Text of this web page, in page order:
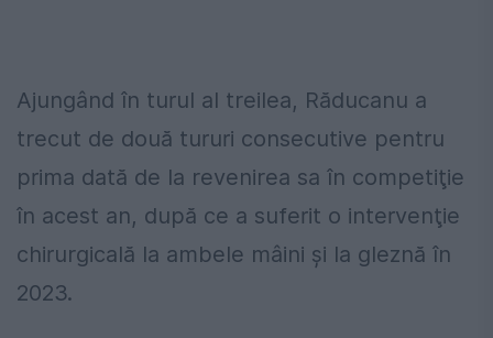
Ajungând în turul al treilea, Răducanu a
trecut de două tururi consecutive pentru
prima dată de la revenirea sa în competiţie
în acest an, după ce a suferit o intervenţie
chirurgicală la ambele mâini şi la gleznă în
2023.